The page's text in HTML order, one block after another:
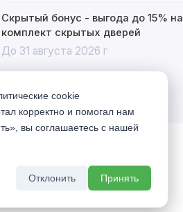
Скрытый бонус - выгода до 15% на
комплект скрытых дверей
До 31 августа 2026 г
Вашего
cookie
корректно и помогал нам
вы соглашаетесь с нашей
Отклонить Принять